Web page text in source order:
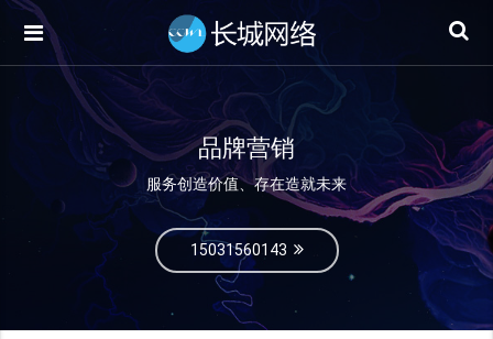
品牌营销
服务创造价值、存在造就未来
15031560143